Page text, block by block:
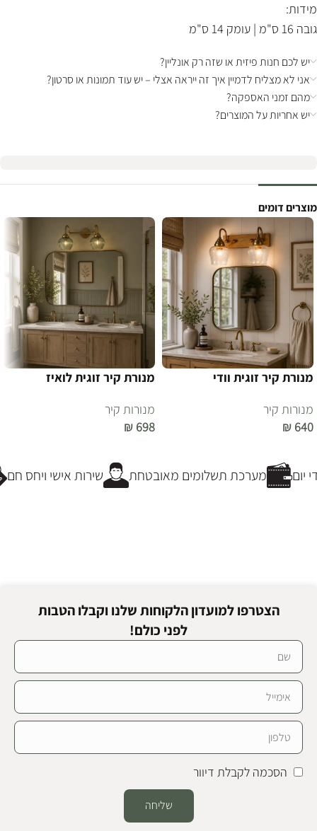
מידות:
גובה 16 ס"מ | עומק 14 ס"מ
יש לכם חנות פיזית או שזה רק אונליין?
אני לא מצליח לדמיין איך זה ייראה אצלי – יש עוד תמונות או סרטון?
מהם זמני האספקה?
יש אחריות על המוצרים?
מוצרים דומים
מנורת קיר זוגית וודי
מנורות קיר
₪ 640
מנורת קיר זוגית לואיז
מנורות קיר
₪ 698
שירות אישי ויחס חם מערכת תשלומים מאובטחת
הצטרפו למועדון הלקוחות שלנו וקבלו הטבות
לפני כולם!
הסכמה לקבלת דיוור
שליחה